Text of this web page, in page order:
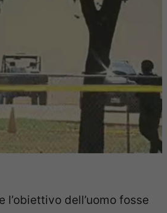
l’obiettivo dell’uomo fosse